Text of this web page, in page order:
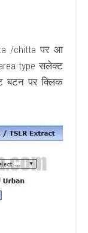
/chitta पर आ
type सलेक्ट
बटन पर क्लिक